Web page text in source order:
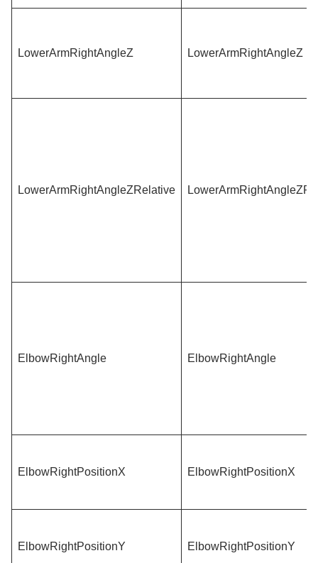
LowerArmRightAngleZ LowerArmRightAngleZ
LowerArmRightAngleZRelative
ElbowRightAngle ElbowRightAngle
ElbowRightPositionX ElbowRightPositionX
ElbowRightPositionY ElbowRightPositionY